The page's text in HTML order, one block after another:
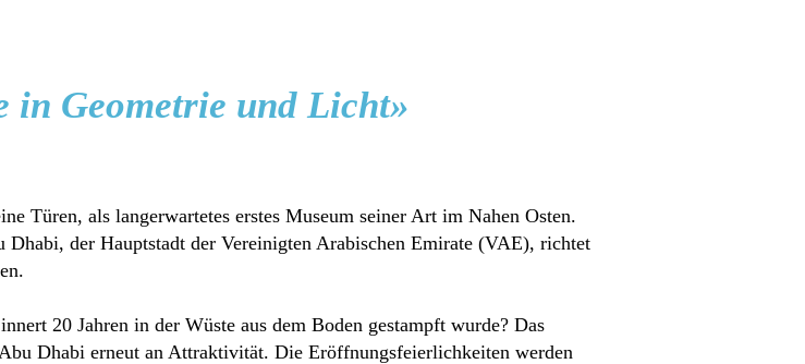
in Geometrie und Licht»
Türen, als langerwartetes erstes Museum seiner Art im Nahen Osten.
der Hauptstadt der Vereinigten Arabischen Emirate (VAE), richtet
20 Jahren in der Wüste aus dem Boden gestampft wurde? Das
Dhabi erneut an Attraktivität. Die Eröffnungsfeierlichkeiten werden